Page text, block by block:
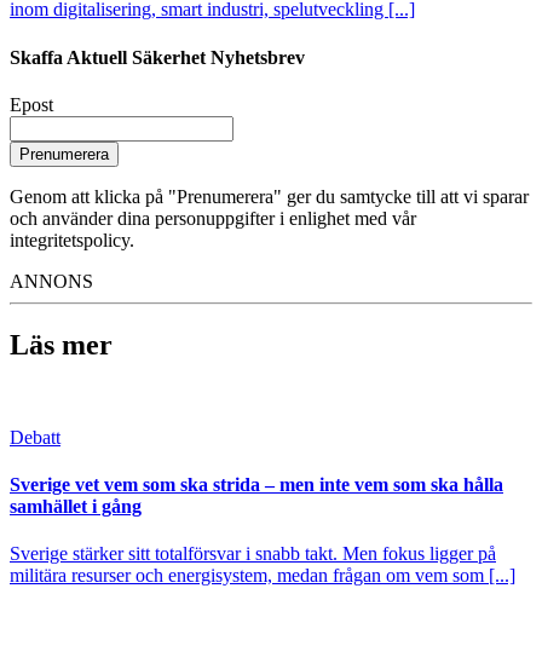
inom digitalisering, smart industri, spelutveckling [...]
Skaffa Aktuell Säkerhet Nyhetsbrev
Epost
Prenumerera
Genom att klicka på "Prenumerera" ger du samtycke till att vi sparar
och använder dina personuppgifter i enlighet med vår
integritetspolicy.
ANNONS
Läs mer
Debatt
Sverige vet vem som ska strida – men inte vem som ska hålla
samhället i gång
Sverige stärker sitt totalförsvar i snabb takt. Men fokus ligger på
militära resurser och energisystem, medan frågan om vem som [...]